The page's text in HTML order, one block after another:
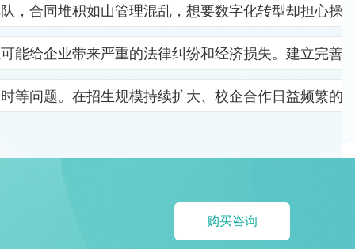
合同堆积如山管理混乱，想要数字化转型却担心操
给企业带来严重的法律纠纷和经济损失。建立完
问题。在招生规模持续扩大、校企合作日益频繁
购买咨询